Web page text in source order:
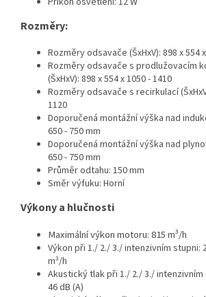
Rozměry:
Rozměry odsavače (ŠxHxV): 898 x 554
Rozměry odsavače s prodlužovacím
(ŠxHxV): 898 x 554 x 1050 - 1410
Rozměry odsavače s recirkulací
1120
Doporučená montážní výška nad
650 - 750 mm
Doporučená montážní výška nad
650 - 750 mm
Průměr odtahu: 150 mm
Směr výfuku: Horní
Výkony a hlučnosti
Maximální výkon motoru: 815 m³/h
Výkon při 1./ 2./ 3./ intenzivním stupni:
m³/h
Akustický tlak při 1./ 2./ 3./ intenzivním
46 dB (A)